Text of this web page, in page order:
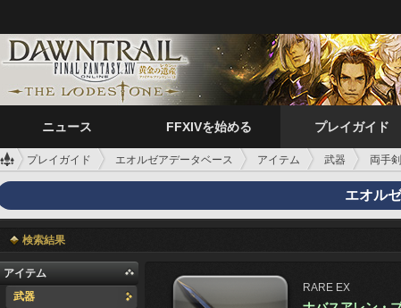
ニュース FFXIVを始める プレイガイド
プレイガイド エオルゼアデータベース アイテム 武器 両手剣
エオル
検索結果
アイテム
武器
RARE EX